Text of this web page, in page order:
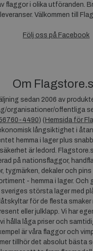
flaggor i olika utföranden.
leveranser. Välkommen till
Följ oss på Facebook
Om
sedan 2006 av
organisationer/offentliga
4490) ( Hemsida för
långsiktighet i
hemma i lager plus
är ledord.
på nationsflaggor,
tygmärken, dekaler och
- hemma i lager. Och
största lager med
för de flesta
eller julklapp. Vi har
hålla låga priser och
är våra flaggor och
tillhör det absolut bästa